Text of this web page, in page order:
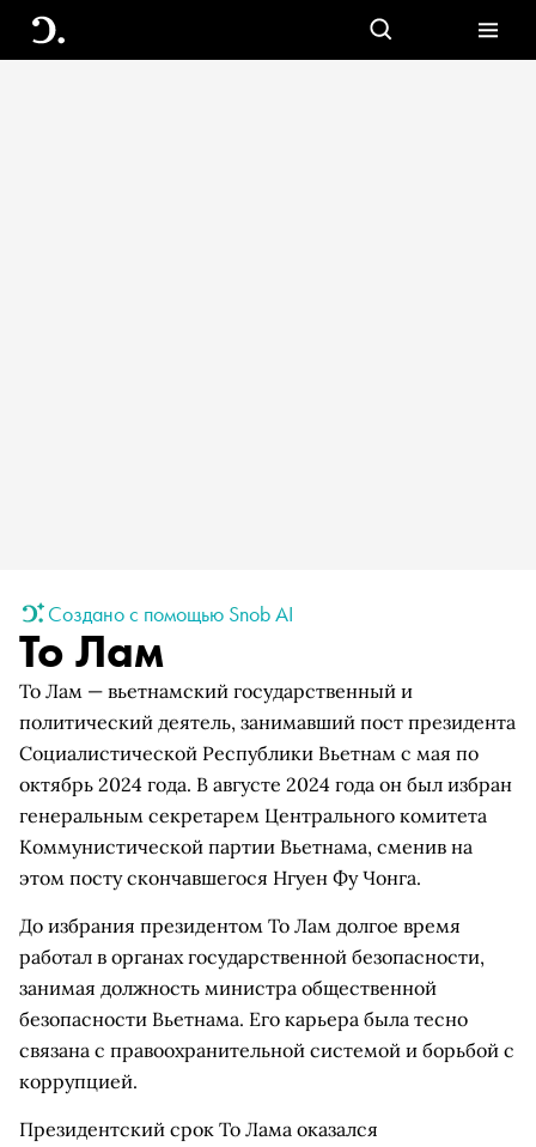
Создано с помощью Snob AI
То Лам
То Лам — вьетнамский государственный и
политический деятель, занимавший пост президента
Социалистической Республики Вьетнам с мая по
октябрь 2024 года. В августе 2024 года он был избран
генеральным секретарем Центрального комитета
Коммунистической партии Вьетнама, сменив на
этом посту скончавшегося Нгуен Фу Чонга.
До избрания президентом То Лам долгое время
работал в органах государственной безопасности,
занимая должность министра общественной
безопасности Вьетнама. Его карьера была тесно
связана с правоохранительной системой и борьбой с
коррупцией.
Президентский срок То Лама оказался